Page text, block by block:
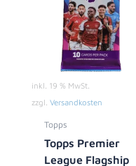
inkl. 19 % MwSt.
zzgl. Versandkosten
Topps
Topps Premier
League Flagship